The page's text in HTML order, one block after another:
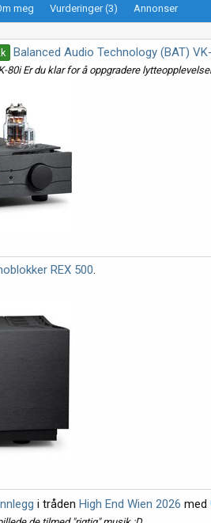
meg Vurderinger (3) Annonser
Balanced Audio Technology (BAT)
80i Er du klar for å oppgradere
REX 500.
i tråden High End Wien 2026 med